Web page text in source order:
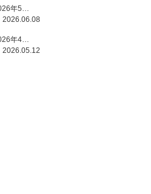
COSME at MAG トータルランキング2026年5月号
2026.06.08
COSME at MAG トータルランキング2026年4月号
2026.05.12